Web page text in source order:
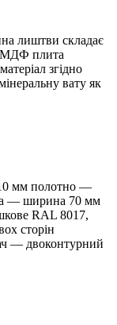
лиштви складає
МДФ плита
згідно
вату як
мм полотно —
— ширина 70 мм
RAL 8017,
сторін
— двоконтурний